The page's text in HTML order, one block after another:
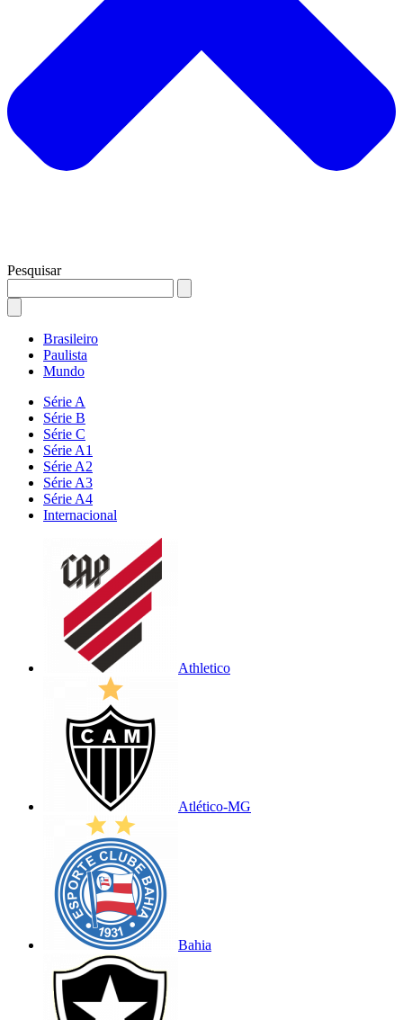
Pesquisar
Brasileiro
Paulista
Mundo
Série A
Série B
Série C
Série A1
Série A2
Série A3
Série A4
Internacional
Athletico
Atlético-MG
Bahia